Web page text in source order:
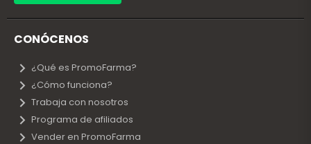
CONÓCENOS
¿Qué es PromoFarma?
¿Cómo funciona?
Trabaja con nosotros
Programa de afiliados
Vender en PromoFarma